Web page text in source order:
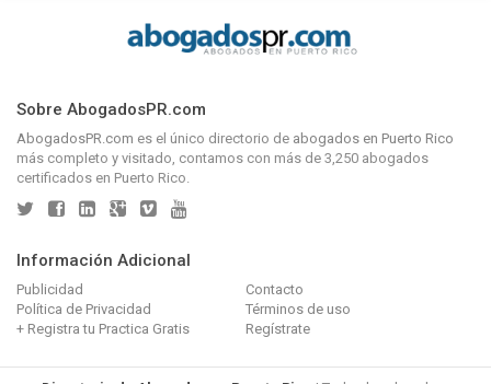
Sobre AbogadosPR.com
AbogadosPR.com es el único directorio de abogados en Puerto Rico
más completo y visitado, contamos con más de 3,250 abogados
certificados en Puerto Rico.
Información Adicional
Publicidad
Contacto
Política de Privacidad
Términos de uso
+ Registra tu Practica Gratis
Regístrate